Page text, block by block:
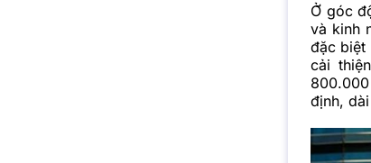
Ở góc
và kinh
đặc biệt
cải
định,